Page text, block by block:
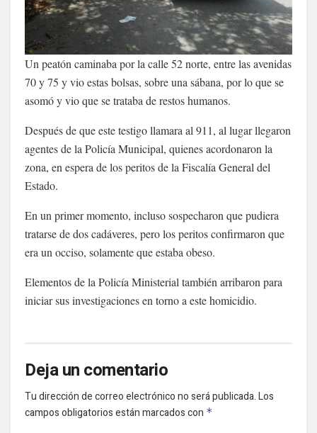
Un peatón caminaba por la calle 52 norte, entre las avenidas
70 y 75 y vio estas bolsas, sobre una sábana, por lo que se
asomó y vio que se trataba de restos humanos.
Después de que este testigo llamara al 911, al lugar llegaron
agentes de la Policía Municipal, quienes acordonaron la
zona, en espera de los peritos de la Fiscalía General del
Estado.
En un primer momento, incluso sospecharon que pudiera
tratarse de dos cadáveres, pero los peritos confirmaron que
era un occiso, solamente que estaba obeso.
Elementos de la Policía Ministerial también arribaron para
iniciar sus investigaciones en torno a este homicidio.
Deja un comentario
Tu dirección de correo electrónico no será publicada.Los
campos obligatorios están marcados con *